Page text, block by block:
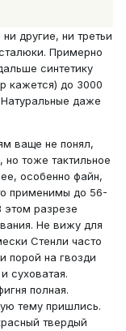
другие, ни третьи
Примерно
синтетику
кажется) до 3000
даже
ваще не понял,
тоже тактильное
особенно файн,
применимы до 56-
этом разрезе
Не вижу для
Стенли часто
порой на гвозди
суховатая.
полная.
тему пришлись.
твердый